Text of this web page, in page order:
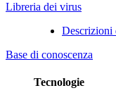
Libreria dei virus
Descrizioni
Base di conoscenza
Tecnologie